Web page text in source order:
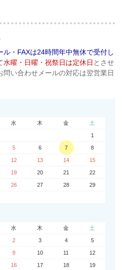
ル・FAXは24時間年中無休で受付し
水曜・日曜・祝祭日は定休日 とさせ
い合わせメールの対応は翌営業日
水 木 金 土
1
5 6 7 8
12 13 14 15
19 20 21 22
26 27 28 29
水 木 金 土
2 3 4 5
9 10 11 12
16 17 18 19